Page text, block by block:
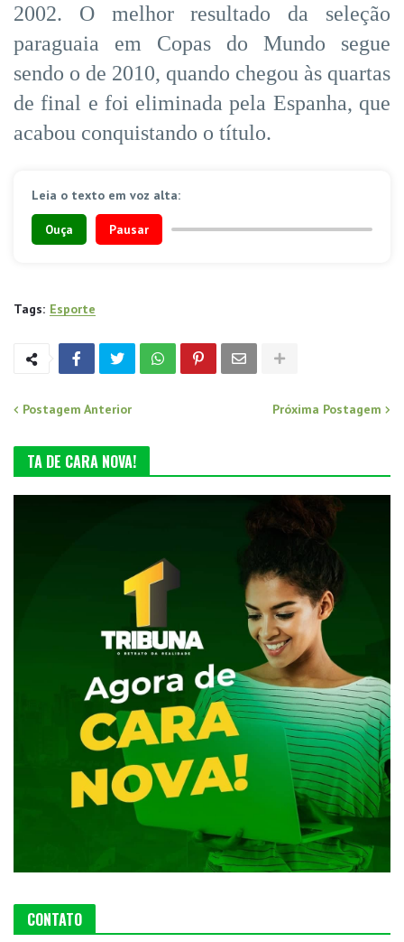
2002. O melhor resultado da seleção
paraguaia em Copas do Mundo segue
sendo o de 2010, quando chegou às quartas
de final e foi eliminada pela Espanha, que
acabou conquistando o título.
Leia o texto em voz alta:
Ouça Pausar
Tags: Esporte
Postagem Anterior Próxima Postagem
TA DE CARA NOVA!
CONTATO